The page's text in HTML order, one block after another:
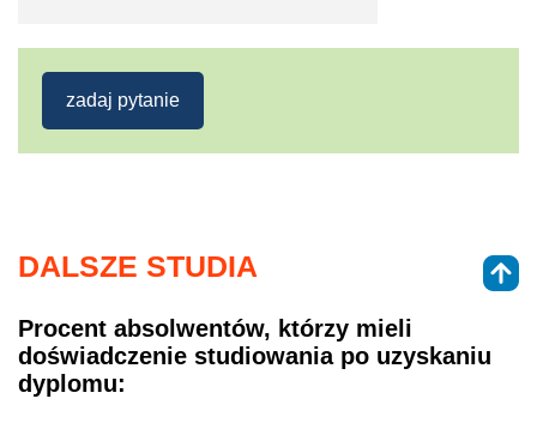
zadaj pytanie
DALSZE STUDIA
Procent absolwentów, którzy mieli
doświadczenie studiowania po uzyskaniu
dyplomu: